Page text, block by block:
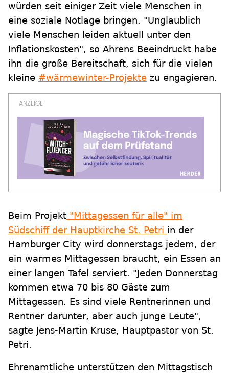
würden seit einiger Zeit viele Menschen in
eine soziale Notlage bringen. "Unglaublich
viele Menschen leiden aktuell unter den
Inflationskosten", so Ahrens Beeindruckt habe
ihn die große Bereitschaft, sich für die vielen
kleine #wärmewinter-Projekte zu engagieren.
Beim Projekt "Mittagessen für alle" im
Südschiff der Hauptkirche St. Petri in der
Hamburger City wird donnerstags jedem, der
ein warmes Mittagessen braucht, ein Essen an
einer langen Tafel serviert. "Jeden Donnerstag
kommen etwa 70 bis 80 Gäste zum
Mittagessen. Es sind viele Rentnerinnen und
Rentner darunter, aber auch junge Leute",
sagte Jens-Martin Kruse, Hauptpastor von St.
Petri.
Ehrenamtliche unterstützen den Mittagstisch